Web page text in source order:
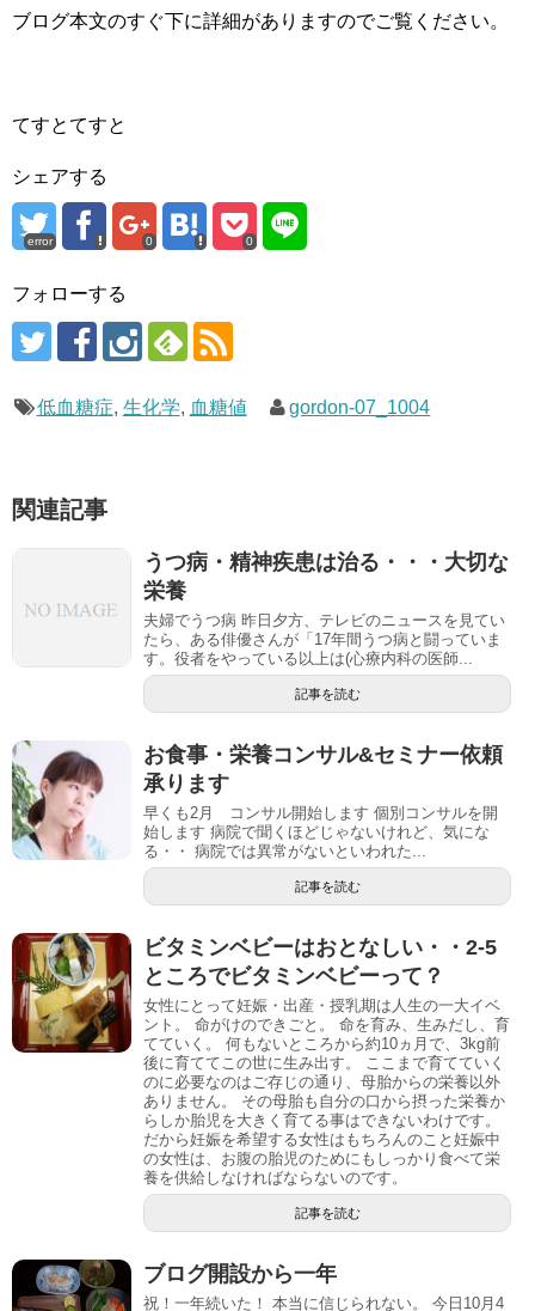
ブログ本文のすぐ下に詳細がありますのでご覧ください。
てすとてすと
シェアする
error 0 0
フォローする
低血糖症, 生化学, 血糖値 gordon-07_1004
関連記事
うつ病・精神疾患は治る・・・大切な
栄養
夫婦でうつ病 昨日夕方、テレビのニュースを見てい
たら、ある俳優さんが「17年間うつ病と闘っていま
す。役者をやっている以上は(心療内科の医師...
記事を読む
お食事・栄養コンサル&セミナー依頼
承ります
早くも2月 コンサル開始します 個別コンサルを開
始します 病院で聞くほどじゃないけれど、気にな
る・・ 病院では異常がないといわれた...
記事を読む
ビタミンベビーはおとなしい・・2-5
ところでビタミンベビーって？
女性にとって妊娠・出産・授乳期は人生の一大イベ
ント。 命がけのできごと。 命を育み、生みだし、育
てていく。 何もないところから約10ヵ月で、3kg前
後に育ててこの世に生み出す。 ここまで育てていく
のに必要なのはご存じの通り、母胎からの栄養以外
ありません。 その母胎も自分の口から摂った栄養か
らしか胎児を大きく育てる事はできないわけです。
だから妊娠を希望する女性はもちろんのこと妊娠中
の女性は、お腹の胎児のためにもしっかり食べて栄
養を供給しなければならないのです。
記事を読む
ブログ開設から一年
祝！一年続いた！ 本当に信じられない。 今日10月4